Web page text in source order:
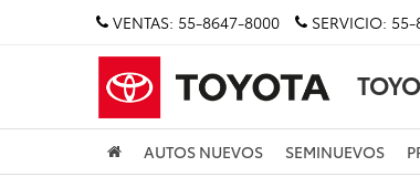
VENTAS: 55-8647-8000 SERVICIO: 55-
AUTOS NUEVOS SEMINUEVOS